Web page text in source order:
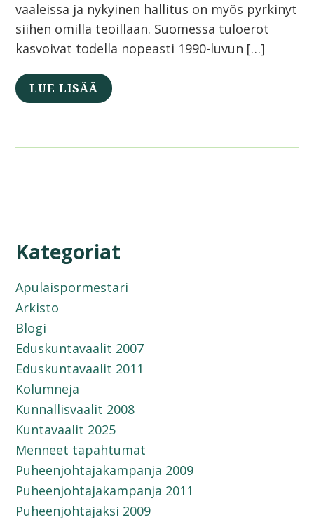
vaaleissa ja nykyinen hallitus on myös pyrkinyt
siihen omilla teoillaan. Suomessa tuloerot
kasvoivat todella nopeasti 1990-luvun […]
LUE LISÄÄ
Kategoriat
Apulaispormestari
Arkisto
Blogi
Eduskuntavaalit 2007
Eduskuntavaalit 2011
Kolumneja
Kunnallisvaalit 2008
Kuntavaalit 2025
Menneet tapahtumat
Puheenjohtajakampanja 2009
Puheenjohtajakampanja 2011
Puheenjohtajaksi 2009